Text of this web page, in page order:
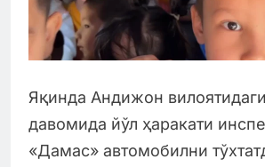
Яқинда Андижон
давомида йўл ҳаракати
«Дамас» автомобилни